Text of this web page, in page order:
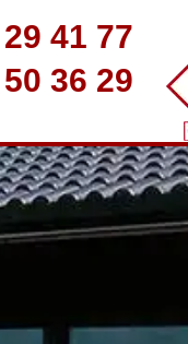
41 77
36 29